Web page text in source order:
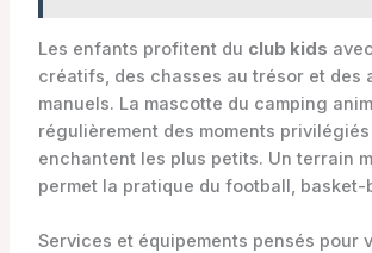
Les enfants profitent du club kids
créatifs, des chasses au trésor et des
manuels. La mascotte du camping
régulièrement des moments
enchantent les plus petits. Un terrain
permet la pratique du football, basket-
Services et équipements pensés pour